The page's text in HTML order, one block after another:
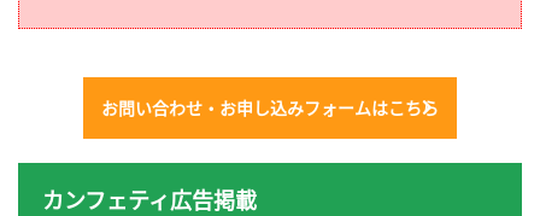
お問い合わせ・お申し込みフォームはこちら
カンフェティ広告掲載